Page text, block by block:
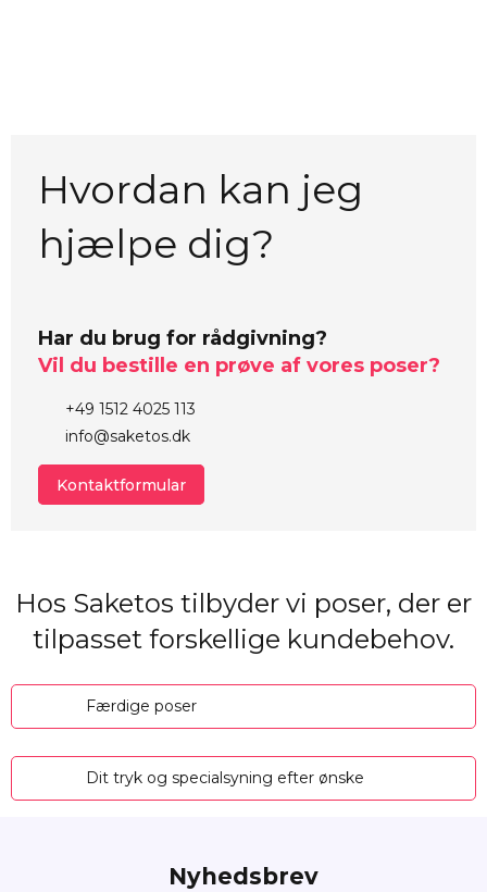
Hvordan kan jeg
hjælpe dig?
Har du brug for rådgivning?
Vil du bestille en prøve af vores poser?
+49 1512 4025 113
info@saketos.dk
Kontaktformular
Hos Saketos tilbyder vi poser, der er
tilpasset forskellige kundebehov.
Færdige poser
Dit tryk og specialsyning efter ønske
Nyhedsbrev